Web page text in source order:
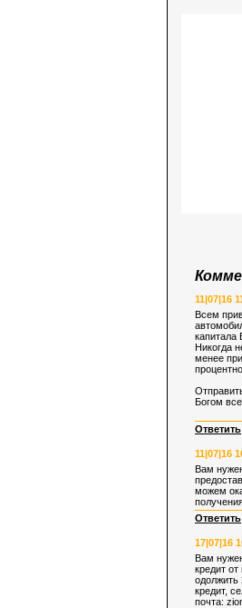
11|07|16
Всем
капитала
Никогда
менее
Богом
Ответить
11|07|16
Вам
можем
Ответить
17|07|16
Вам
кредит
одолжить
кредит,
почта: